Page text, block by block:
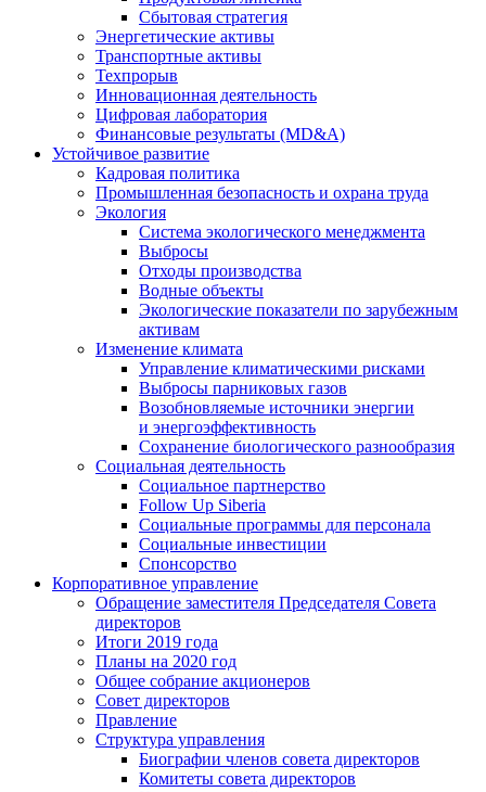
Сбытовая стратегия
Энергетические активы
Транспортные активы
Техпрорыв
Инновационная деятельность
Цифровая лаборатория
Финансовые результаты (MD&A)
Устойчивое развитие
Кадровая политика
Промышленная безопасность и охрана труда
Экология
Система экологического менеджмента
Выбросы
Отходы производства
Водные объекты
Экологические показатели по зарубежным
активам
Изменение климата
Управление климатическими рисками
Выбросы парниковых газов
Возобновляемые источники энергии
и энергоэффективность
Сохранение биологического разнообразия
Социальная деятельность
Социальное партнерство
Follow Up Siberia
Социальные программы для персонала
Социальные инвестиции
Спонсорство
Корпоративное управление
Обращение заместителя Председателя Совета
директоров
Итоги 2019 года
Планы на 2020 год
Общее собрание акционеров
Совет директоров
Правление
Структура управления
Биографии членов совета директоров
Комитеты совета директоров